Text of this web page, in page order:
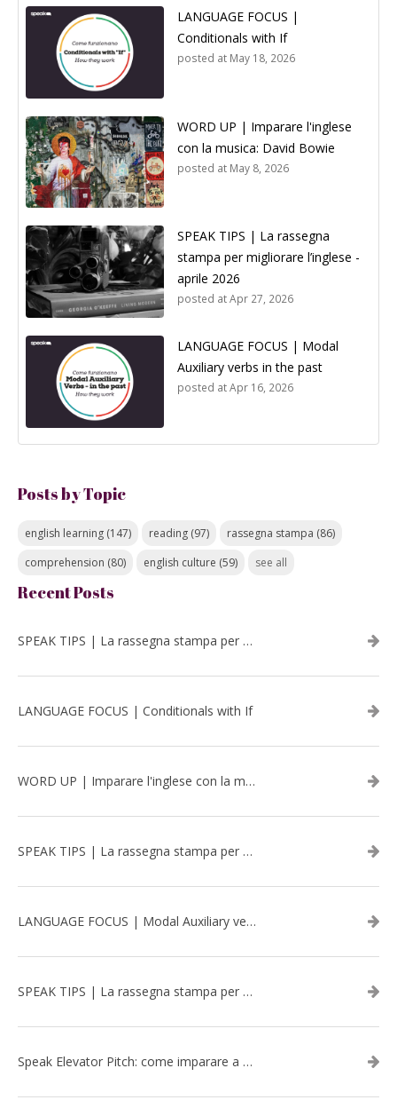
LANGUAGE FOCUS |
Conditionals with If
posted at May 18, 2026
WORD UP | Imparare l'inglese
con la musica: David Bowie
posted at May 8, 2026
SPEAK TIPS | La rassegna
stampa per migliorare l’inglese -
aprile 2026
posted atApr 27, 2026
LANGUAGE FOCUS | Modal
Auxiliary verbs in the past
posted atApr 16, 2026
Posts by Topic
english learning (147) reading (97) rassegna stampa (86)
comprehension (80) english culture (59) see all
Recent Posts
SPEAK TIPS | La rassegna stampa per migliorare l’inglese - luglio 2026
LANGUAGE FOCUS | Conditionals with If
WORD UP | Imparare l'inglese con la musica: David Bowie
SPEAK TIPS | La rassegna stampa per migliorare l’inglese - aprile 2026
LANGUAGE FOCUS | Modal Auxiliary verbs in the past
SPEAK TIPS | La rassegna stampa per migliorare l’inglese - marzo 2026
Speak Elevator Pitch: come imparare a gestire una presentazione in inglese